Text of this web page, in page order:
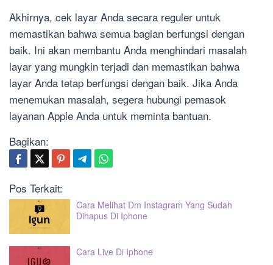
Akhirnya, cek layar Anda secara reguler untuk
memastikan bahwa semua bagian berfungsi dengan
baik. Ini akan membantu Anda menghindari masalah
layar yang mungkin terjadi dan memastikan bahwa
layar Anda tetap berfungsi dengan baik. Jika Anda
menemukan masalah, segera hubungi pemasok
layanan Apple Anda untuk meminta bantuan.
Bagikan:
Pos Terkait:
Cara Melihat Dm Instagram Yang Sudah
Dihapus Di Iphone
Cara Live Di Iphone